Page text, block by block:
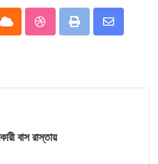
Cloud StumbleUpon
Print
Share
বাস রাস্তায়